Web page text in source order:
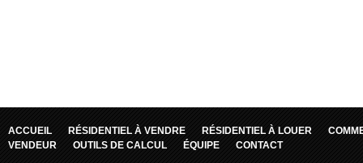
ACCUEIL RÉSIDENTIEL À VENDRE RÉSIDENTIEL À LOUER
VENDEUR
OUTILS DE CALCUL ÉQUIPE CONTACT